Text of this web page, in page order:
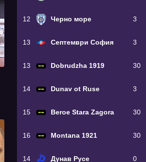
12 Черно море 3
13 Септември София 3
13 Dobrudzha 1919 30
14 Dunav ot Ruse 3
15 Beroe Stara Zagora 30
16 Montana 1921 30
14 Дунав Русе 0